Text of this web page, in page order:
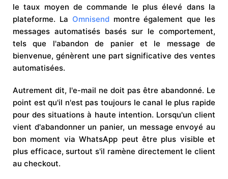
le taux moyen de commande le plus élevé dans la
plateforme. La Omnisendmontre également que les
messages automatisés basés sur le comportement,
tels que l'abandon de panier et le message de
bienvenue, génèrent une part significative des ventes
automatisées.
Autrement dit, l'e-mail ne doit pas être abandonné. Le
point est qu'il n'est pas toujours le canal le plus rapide
pour des situations à haute intention. Lorsqu'un client
vient d'abandonner un panier, un message envoyé au
bon moment via WhatsApp peut être plus visible et
plus efficace, surtout s'il ramène directement le client
au checkout.